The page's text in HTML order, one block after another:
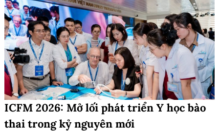
ICFM 2026: Mở lối phát triển Y học bào
thai trong kỷ nguyên mới